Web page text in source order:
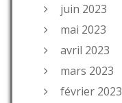
juin 2023
mai 2023
avril 2023
mars 2023
février 2023